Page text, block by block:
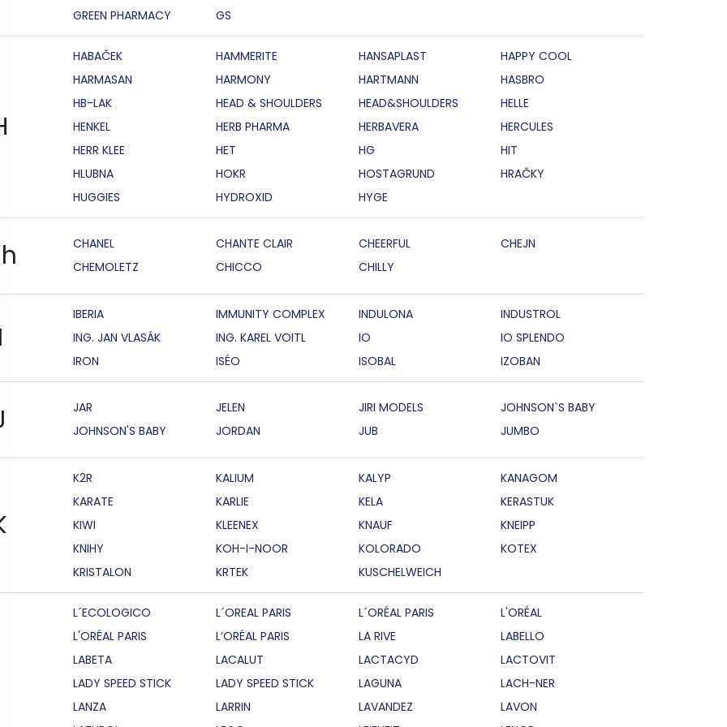
GREEN PHARMACY GS
HABAČEK HAMMERITE HANSAPLAST
HAPPY COOL
HARMASAN
HARMONY HARTMANN
HASBRO
HB-LAK
HEAD & SHOULDERS HEAD&SHOULDERS
HELLE
HENKEL
HERB PHARMA HERBAVERA
HERCULES
HERR KLEE
HET HG
HIT
HLUBNA
HOKR HOSTAGRUND
HRAČKY
HUGGIES
HYDROXID HYGE
CHANEL CHANTE CLAIR CHEERFUL
CHEJN
CHEMOLETZ
CHICCO CHILLY
IBERIA IMMUNITY COMPLEX INDULONA
INDUSTROL
ING. JAN VLASÁK
ING. KAREL VOITL IO
IO SPLENDO
IRON
ISÉO ISOBAL IZOBAN
JAR JELEN JIRI MODELS
JOHNSON`S BABY
JOHNSON'S BABY
JORDAN JUB JUMBO
K2R KALIUM KALYP
KANAGOM
KARATE
KARLIE KELA
KERASTUK
KIWI
KLEENEX KNAUF
KNEIPP
KNIHY
KOH-I-NOOR KOLORADO
KOTEX
KRISTALON
KRTEK KUSCHELWEICH
L´ECOLOGICO L´OREAL PARIS L´ORÉAL PARIS
L'ORÉAL
L'ORÉAL PARIS
L’ORÉAL PARIS LA RIVE
LABELLO
LABETA
LACALUT LACTACYD
LACTOVIT
LADY SPEED STICK
LADY SPEED STICK LAGUNA
LACH-NER
LANZA
LARRIN LAVANDEZ
LAVON